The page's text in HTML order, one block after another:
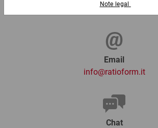
02 9066 221
Email
info@ratioform.it
Chat